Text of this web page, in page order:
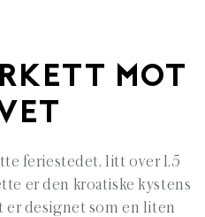
MOT
feriestedet, litt over 1,5
er den kroatiske kystens
er designet som en liten